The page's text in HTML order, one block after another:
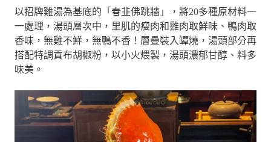
以招牌雞湯為基底的「春韭佛跳牆」，將20多種原材料一
一處理，湯頭層次中，里肌的瘦肉和雞肉取鮮味、鴨肉取
香味，無雞不鮮，無鴨不香！層疊裝入罈燒，湯頭部分再
搭配特調貢布胡椒粉，以小火煨製，湯頭濃郁甘醇、料多
味美。